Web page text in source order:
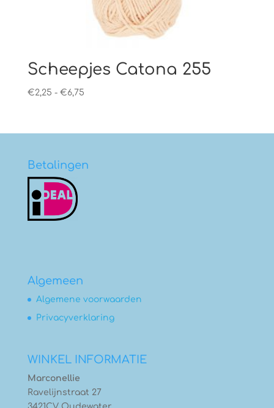
Scheepjes Catona 255
€2,25 - €6,75Prijsklasse:
€6,75
Betalingen
Algemeen
Algemene voorwaarden
Privacyverklaring
WINKEL INFORMATIE
Marconellie
Ravelijnstraat 27